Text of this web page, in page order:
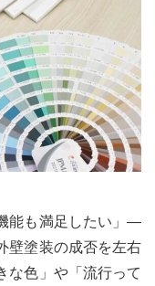
能も満足したい」―
壁塗装の成否を左右
な色」や「流行って